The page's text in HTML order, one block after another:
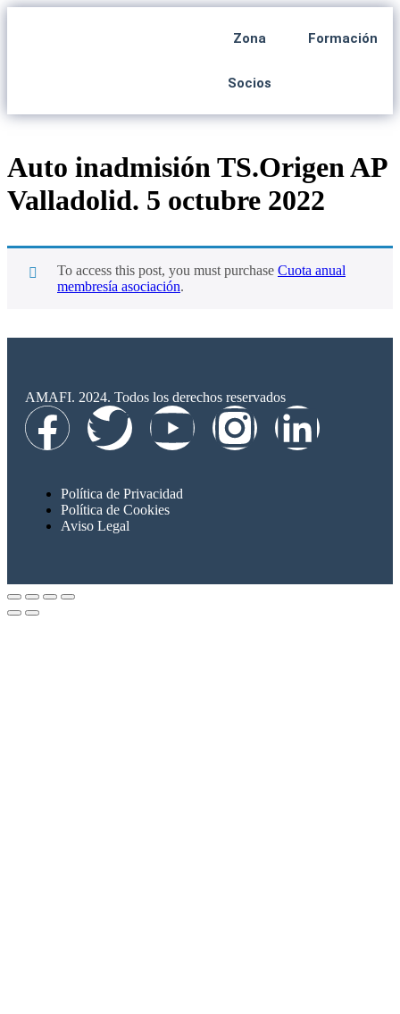
Zona
Socios
Formación
Auto inadmisión TS.Origen AP
Valladolid. 5 octubre 2022
To access this post, you must purchase Cuota anual
membresía asociación.
AMAFI. 2024. Todos los derechos reservados
Política de Privacidad
Política de Cookies
Aviso Legal